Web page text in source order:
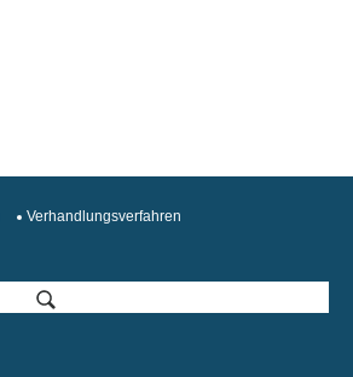
Verhandlungsverfahren